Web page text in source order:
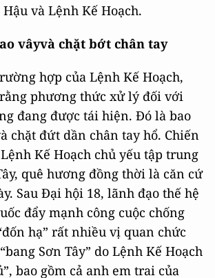
và Lệnh Kế Hoạch.
vâyvà chặt bớt chân tay
hợp của Lệnh Kế Hoạch,
phương thức xử lý đối với
đang được tái hiện. Đó là bao
chặt đứt dần chân tay hổ. Chiến
Kế Hoạch chủ yếu tập trung
quê hương đồng thời là căn cứ
Sau Đại hội 18, lãnh đạo thế hệ
đẩy mạnh công cuộc chống
hạ” rất nhiều vị quan chức
Sơn Tây” do Lệnh Kế Hoạch
bao gồm cả anh em trai của